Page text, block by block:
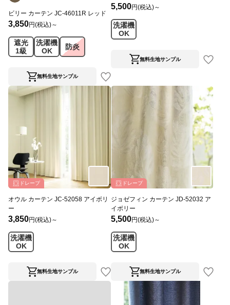
ビリー カーテン JC-46011R レッド
3,850円(税込)～
遮光
1級
洗濯機
OK
防炎
無料生地サンプル
5,500円(税込)～
洗濯機
OK
無料生地サンプル
ドレープ
オウル カーテン JC-52058 アイボリ
ー
3,850円(税込)～
洗濯機
OK
無料生地サンプル
ドレープ
ジョゼフィン カーテン JD-52032 ア
イボリー
5,500円(税込)～
洗濯機
OK
無料生地サンプル